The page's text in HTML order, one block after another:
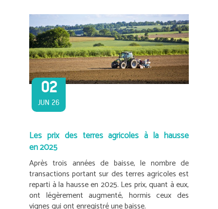
02
JUN 26
Les prix des terres agricoles à la hausse
en 2025
Après trois années de baisse, le nombre de
transactions portant sur des terres agricoles est
reparti à la hausse en 2025. Les prix, quant à eux,
ont légèrement augmenté, hormis ceux des